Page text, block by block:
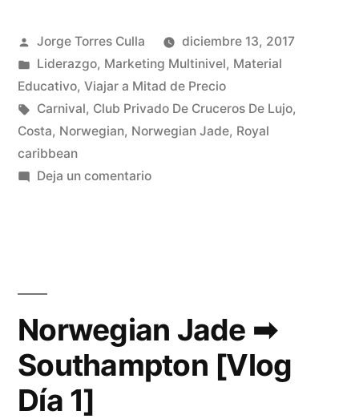
Publicado
por
Jorge Torres Culla
diciembre 13, 2017
Publicado
en
Liderazgo, Marketing Multinivel, Material
Educativo, Viajar a Mitad de Precio
Etiquetas:
Carnival, Club Privado De Cruceros De Lujo,
Costa, Norwegian, Norwegian Jade, Royal
caribbean
Deja un comentarioen
Día
Norwegian Jade ➡
Southampton [Vlog
Día 1]